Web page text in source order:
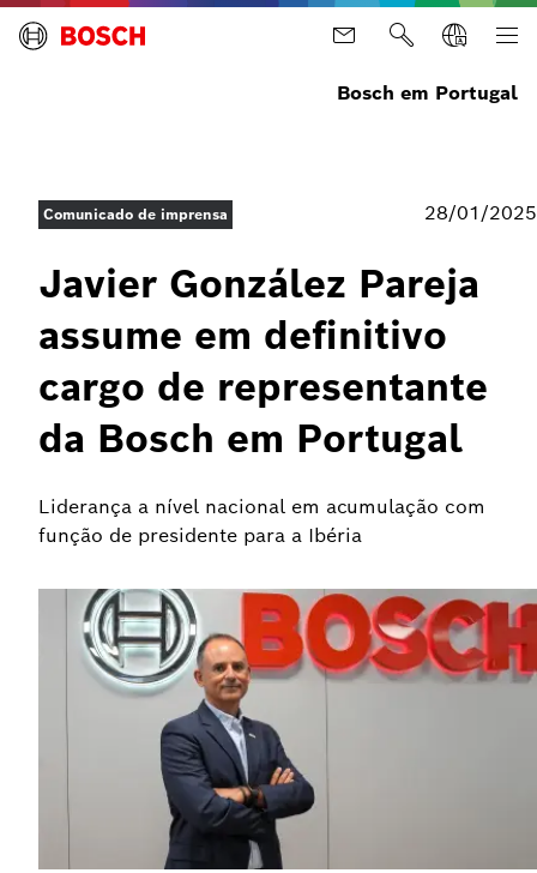
Bosch em Portugal
Comunicado de imprensa 28/01/2025
Javier González Pareja
assume em definitivo
cargo de representante
da Bosch em Portugal
Liderança a nível nacional em acumulação com
função de presidente para a Ibéria